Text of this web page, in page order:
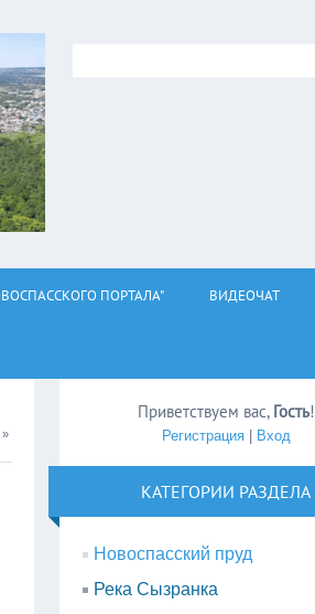
ПОРТАЛА" ВИДЕОЧАТ
»
Приветствуем вас, Гость!
Регистрация| Вход
КАТЕГОРИИ РАЗДЕЛА
Новоспасский пруд
Река Сызранка